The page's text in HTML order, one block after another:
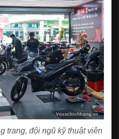
trang, đội ngũ kỹ thuật viên